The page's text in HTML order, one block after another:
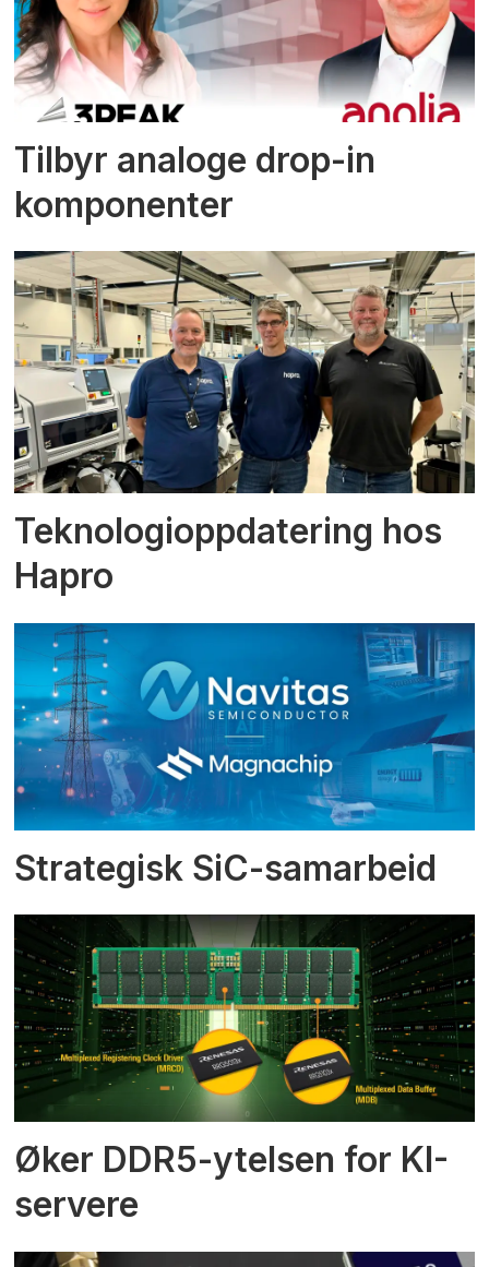
Tilbyr analoge drop-in
komponenter
Teknologioppdatering hos
Hapro
Strategisk SiC-samarbeid
Øker DDR5-ytelsen for KI-
servere